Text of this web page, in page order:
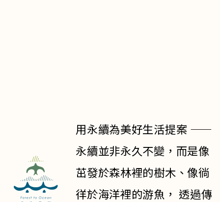
用永續為美好生活提案 ——
永續並非永久不變，而是像
茁發於森林裡的樹木、像徜
徉於海洋裡的游魚， 透過傳